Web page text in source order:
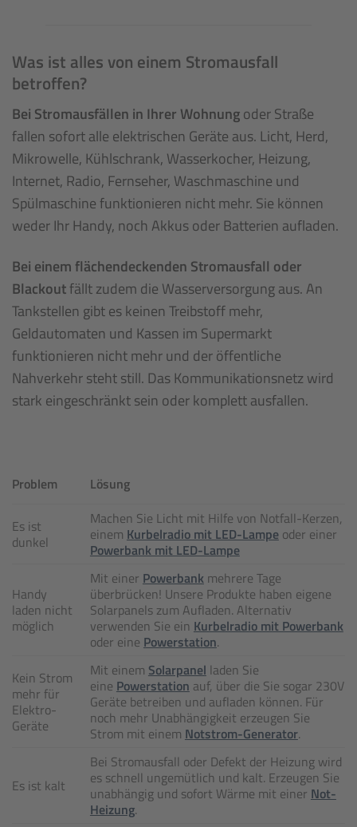
Was ist alles von einem Stromausfall
betroffen?
Bei Stromausfällen in Ihrer Wohnungoder Straße
fallen sofort alle elektrischen Geräte aus. Licht, Herd,
Mikrowelle, Kühlschrank, Wasserkocher, Heizung,
Internet, Radio, Fernseher, Waschmaschine und
Spülmaschine funktionieren nicht mehr. Sie können
weder Ihr Handy, noch Akkus oder Batterien aufladen.
Bei einem flächendeckenden Stromausfall oder
Blackoutfällt zudem die Wasserversorgung aus. An
Tankstellen gibt es keinen Treibstoff mehr,
Geldautomaten und Kassen im Supermarkt
funktionieren nicht mehr und der öffentliche
Nahverkehr steht still. Das Kommunikationsnetz wird
stark eingeschränkt sein oder komplett ausfallen.
Problem Lösung
Es ist
dunkel
Machen Sie Licht mit Hilfe von Notfall-Kerzen,
einem Kurbelradio mit LED-Lampeoder einer
Powerbank mit LED-Lampe
Handy
laden nicht
möglich
Mit einer Powerbankmehrere Tage
überbrücken! Unsere Produkte haben eigene
Solarpanels zum Aufladen. Alternativ
verwenden Sie ein Kurbelradio mit Powerbank
oder eine Powerstation.
Kein Strom
mehr für
Elektro-
Geräte
Mit einem Solarpanel laden Sie
eine Powerstation auf, über die Sie sogar 230V
Geräte betreiben und aufladen können. Für
noch mehr Unabhängigkeit erzeugen Sie
Strom mit einem Notstrom-Generator.
Es ist kalt
Bei Stromausfall oder Defekt der Heizung wird
es schnell ungemütlich und kalt. Erzeugen Sie
unabhängig und sofort Wärme mit einer Not-
Heizung.